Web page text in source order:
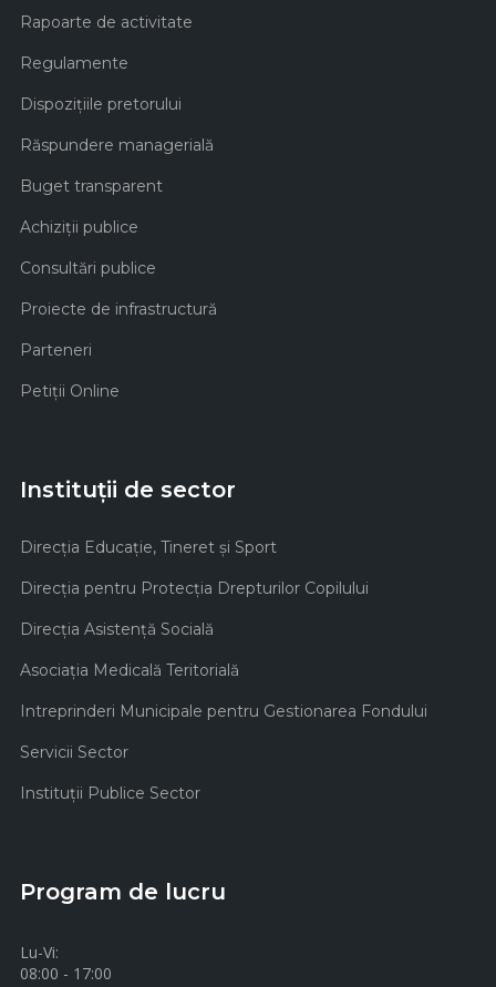
Rapoarte de activitate
Regulamente
Dispozițiile pretorului
Răspundere managerială
Buget transparent
Achiziţii publice
Consultări publice
Proiecte de infrastructură
Parteneri
Petiții Online
Instituții de sector
Direcţia Educaţie, Tineret şi Sport
Direcţia pentru Protecţia Drepturilor Copilului
Direcţia Asistenţă Socială
Asociaţia Medicală Teritorială
Intreprinderi Municipale pentru Gestionarea Fondului
Servicii Sector
Instituţii Publice Sector
Program de lucru
Lu-Vi:
08:00 - 17:00